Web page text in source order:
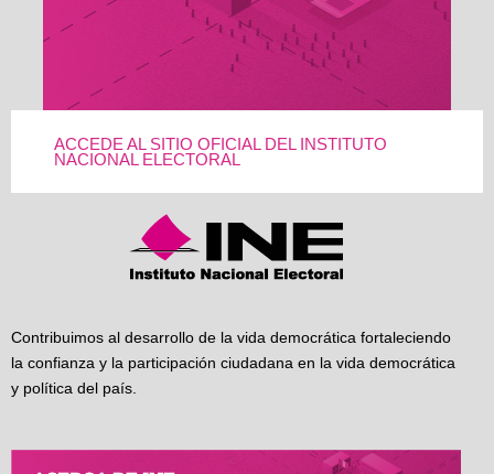
ACCEDE AL SITIO OFICIAL DEL INSTITUTO
NACIONAL ELECTORAL
Contribuimos al desarrollo de la vida democrática fortaleciendo
la confianza y la participación ciudadana en la vida democrática
y política del país.